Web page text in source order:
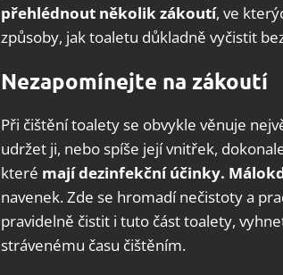
přehlédnout několik zákoutí, ve
způsoby, jak toaletu důkladně vyčistit
Nezapomínejte na zákoutí
Při čištění toalety se obvykle věnuje
udržet ji, nebo spíše její vnitřek,
které mají dezinfekční účinky.
navenek. Zde se hromadí nečistoty a
pravidelně čistit i tuto část toalety,
strávenému času čištěním.